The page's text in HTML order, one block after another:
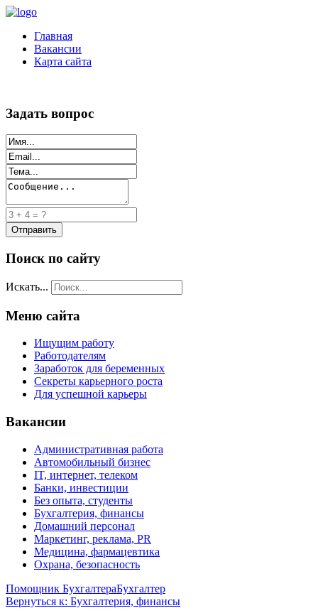
Главная
Вакансии
Карта сайта
Задать вопрос
Поиск по сайту
Искать...
Меню сайта
Ищущим работу
Работодателям
Заработок для беременных
Секреты карьерного роста
Для успешной карьеры
Вакансии
Административная работа
Автомобильный бизнес
IT, интернет, телеком
Банки, инвестиции
Без опыта, студенты
Бухгалтерия, финансы
Домашний персонал
Маркетинг, реклама, PR
Медицина, фармацевтика
Охрана, безопасность
Помощник БухгалтераБухгалтер
Вернуться к: Бухгалтерия, финансы